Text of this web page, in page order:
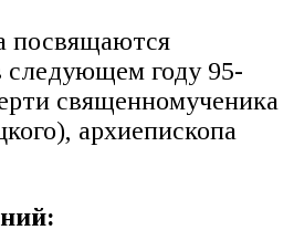
посвящаются
году 95-
священномученика
архиепископа